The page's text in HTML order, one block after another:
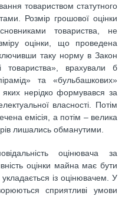
товариством статутного
Розмір грошової оцінки
товариства, не
оцінки, що проведена
таку норму в Закон
товариства», врахували б
та «бульбашкових»
яких нерідко формувався за
власності. Потім
емісія, а потім – велика
лишались обманутими.
оцінювача за
оцінки майна має бути
із оцінювачем. У
сприятливі умови